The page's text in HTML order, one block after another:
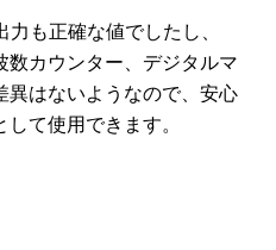
も正確な値でしたし、
数カウンター、デジタルマ
異はないようなので、安心
て使用できます。